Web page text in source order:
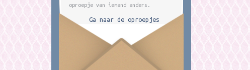
oproepje van iemand anders.
Ga naar de oproepjes